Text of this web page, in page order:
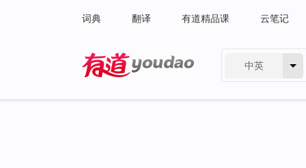
词典 翻译 有道精品课 云笔记
中英